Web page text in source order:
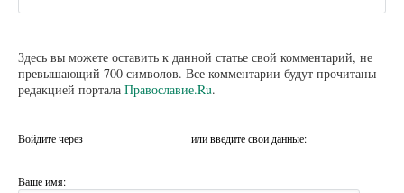
Здесь вы можете оставить к данной статье свой комментарий, не
превышающий 700 символов. Все комментарии будут прочитаны
редакцией портала Православие.Ru.
Войдите через или введите свои данные:
Ваше имя: